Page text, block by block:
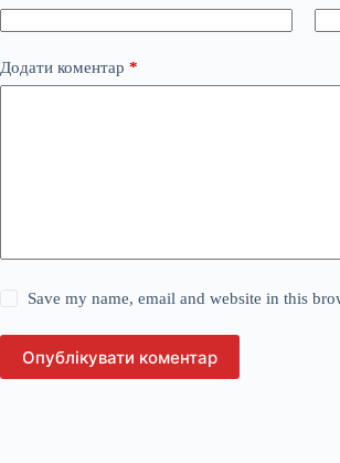
Додати коментар *
Save my name, email and website in this
Опублікувати коментар